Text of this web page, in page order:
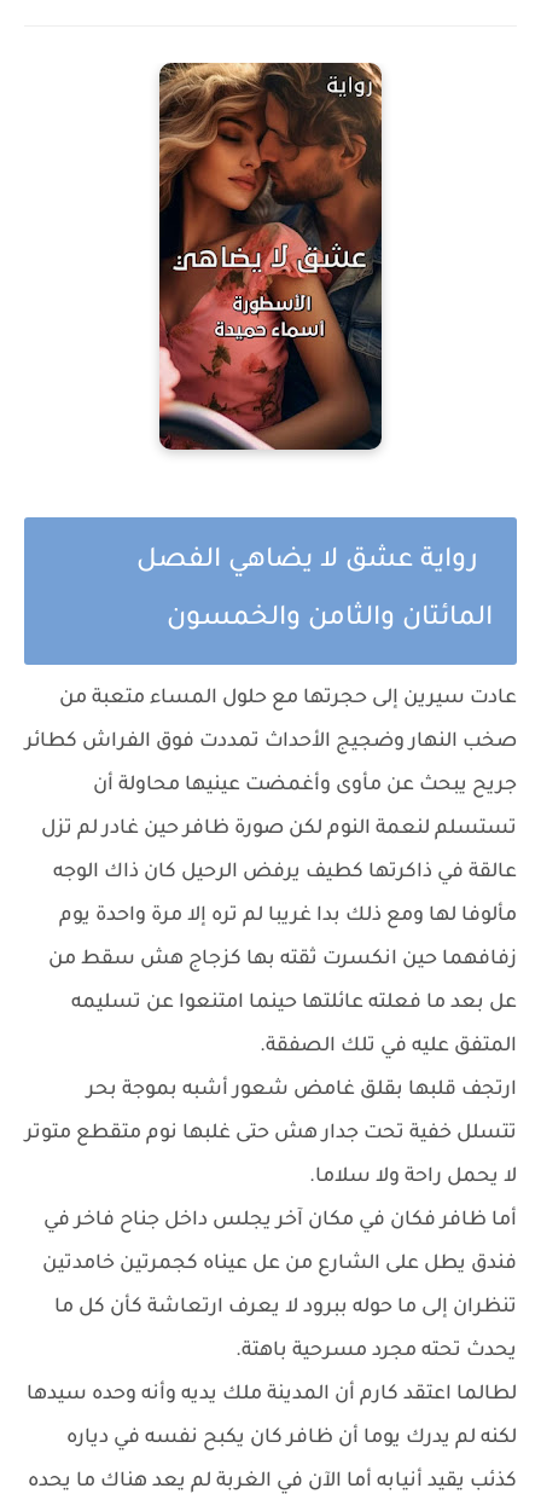
رواية عشق لا يضاهي الفصل
المائتان والثامن والخمسون
عادت سيرين إلى حجرتها مع حلول المساء متعبة من
صخب النهار وضجيج الأحداث تمددت فوق الفراش كطائر
جريح يبحث عن مأوى وأغمضت عينيها محاولة أن
تستسلم لنعمة النوم لكن صورة ظافر حين غادر لم تزل
عالقة في ذاكرتها كطيف يرفض الرحيل كان ذاك الوجه
مألوفا لها ومع ذلك بدا غريبا لم تره إلا مرة واحدة يوم
زفافهما حين انكسرت ثقته بها كزجاج هش سقط من
عل بعد ما فعلته عائلتها حينما امتنعوا عن تسليمه
المتفق عليه في تلك الصفقة.
ارتجف قلبها بقلق غامض شعور أشبه بموجة بحر
تتسلل خفية تحت جدار هش حتى غلبها نوم متقطع متوتر
لا يحمل راحة ولا سلاما.
أما ظافر فكان في مكان آخر يجلس داخل جناح فاخر في
فندق يطل على الشارع من عل عيناه كجمرتين خامدتين
تنظران إلى ما حوله ببرود لا يعرف ارتعاشة كأن كل ما
يحدث تحته مجرد مسرحية باهتة.
لطالما اعتقد كارم أن المدينة ملك يديه وأنه وحده سيدها
لكنه لم يدرك يوما أن ظافر كان يكبح نفسه في دياره
كذئب يقيد أنيابه أما الآن في الغربة لم يعد هناك ما يحده